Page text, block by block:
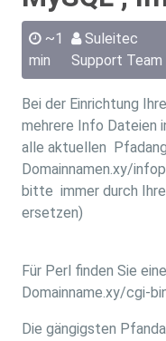
~1
min
Suleitec
Support Team
Bei der Einrichtung
mehrere Info Dateien
alle aktuellen
Domainnamen.xy/
bitte immer durch
ersetzen)
Für Perl finden Sie
Domainname.xy/cgi-
Die gängigsten